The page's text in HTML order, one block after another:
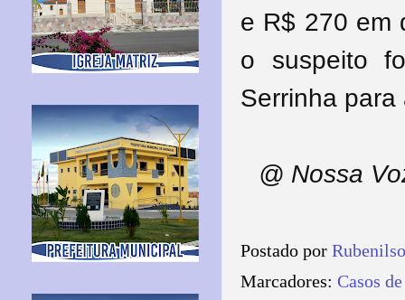
e R$ 270 em
o suspeito
Serrinha
@ Nossa
Postado por
Marcadores: Casos